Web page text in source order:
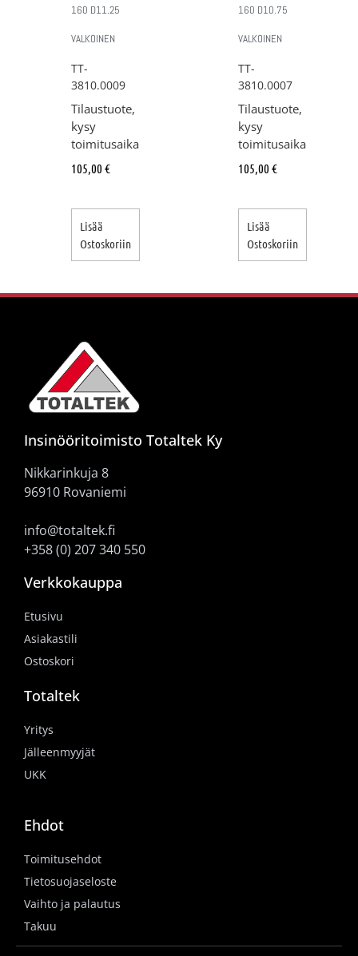
160 D11.25
VALKOINEN
TT-
3810.0009
Tilaustuote,
kysy
toimitusaika
105,00 €
Lisää
Ostoskoriin
160 D10.75
VALKOINEN
TT-
3810.0007
Tilaustuote,
kysy
toimitusaika
105,00 €
Lisää
Ostoskoriin
Insinööritoimisto Totaltek Ky
Nikkarinkuja 8
96910 Rovaniemi
info@totaltek.fi
+358 (0) 207 340 550
Verkkokauppa
Etusivu
Asiakastili
Ostoskori
Totaltek
Yritys
Jälleenmyyjät
UKK
Ehdot
Toimitusehdot
Tietosuojaseloste
Vaihto ja palautus
Takuu